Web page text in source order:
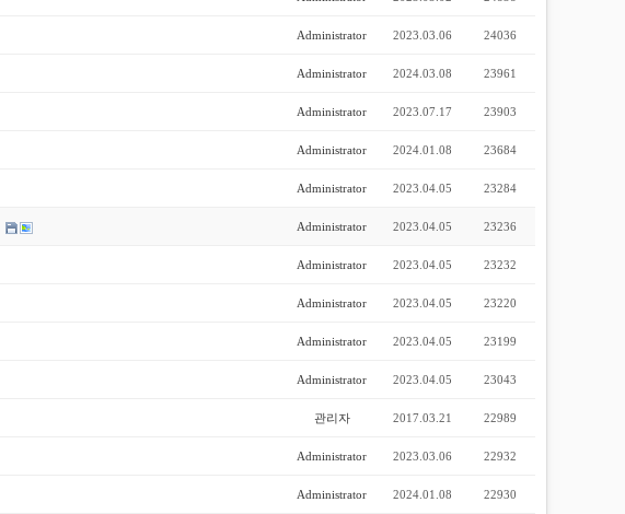
Administrator 2023.03.06 24036
Administrator 2024.03.08 23961
Administrator 2023.07.17 23903
Administrator 2024.01.08 23684
Administrator 2023.04.05 23284
Administrator 2023.04.05 23236
Administrator 2023.04.05 23232
Administrator 2023.04.05 23220
Administrator 2023.04.05 23199
Administrator 2023.04.05 23043
관리자 2017.03.21 22989
Administrator 2023.03.06 22932
Administrator 2024.01.08 22930